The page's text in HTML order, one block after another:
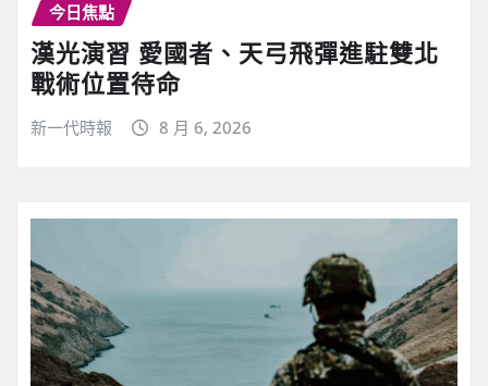
今日焦點
漢光演習 愛國者、天弓飛彈進駐雙北
戰術位置待命
新一代時報 8 月 6, 2026